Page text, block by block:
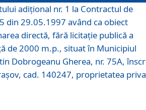
adiţional nr. 1 la Contractul de
din 29.05.1997 având ca obiect
directă, fără licitație publică a
de 2000 m.p., situat în Municipiul
Dobrogeanu Gherea, nr. 75A,
cad. 140247, proprietatea